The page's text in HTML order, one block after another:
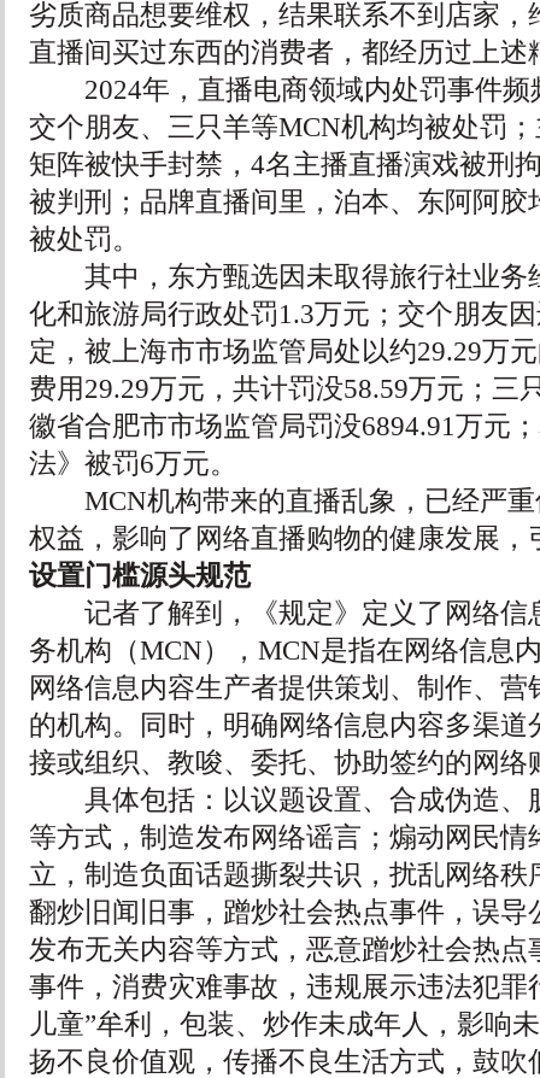
劣质商品想要维权，结果联系不到店家
直播间买过东西的消费者，都经历过上述
2024年，直播电商领域内处罚事件频
交个朋友、三只羊等MCN机构均被处罚
矩阵被快手封禁，4名主播直播演戏被刑
被判刑；品牌直播间里，泊本、东阿阿胶
被处罚。
其中，东方甄选因未取得旅行社业务
化和旅游局行政处罚1.3万元；交个朋友
定，被上海市市场监管局处以约29.29万
费用29.29万元，共计罚没58.59万元；三
徽省合肥市市场监管局罚没6894.91万元
法》被罚6万元。
MCN机构带来的直播乱象，已经严重
权益，影响了网络直播购物的健康发展，
设置门槛源头规范
记者了解到，《规定》定义了网络信
务机构（MCN），MCN是指在网络信息
网络信息内容生产者提供策划、制作、营
的机构。同时，明确网络信息内容多渠道
接或组织、教唆、委托、协助签约的网络
具体包括：以议题设置、合成伪造、
等方式，制造发布网络谣言；煽动网民情
立，制造负面话题撕裂共识，扰乱网络秩
翻炒旧闻旧事，蹭炒社会热点事件，误导
发布无关内容等方式，恶意蹭炒社会热点
事件，消费灾难事故，违规展示违法犯罪
儿童”牟利，包装、炒作未成年人，影响
扬不良价值观，传播不良生活方式，鼓吹